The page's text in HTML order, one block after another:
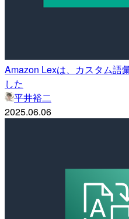
Amazon Lexは、カスタム語
した
平井裕二
2025.06.06